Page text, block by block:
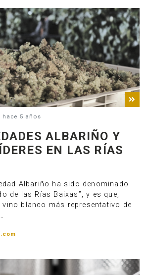
hace 5 años
ALBARIÑO Y
EN LAS RÍAS
Albariño ha sido denominado
de las Rías Baixas”, y es que,
vino blanco más representativo de